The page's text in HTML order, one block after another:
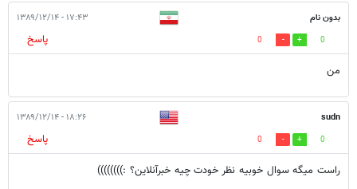
بدون نام ۱۷:۴۳ - ۱۳۸۹/۱۲/۱۴
0
0
پاسخ
من
sudn ۱۸:۲۶ - ۱۳۸۹/۱۲/۱۴
0
0
پاسخ
راست میگه سوال خوبیه نظر خودت چیه خبرآنلاین؟ :))))))))